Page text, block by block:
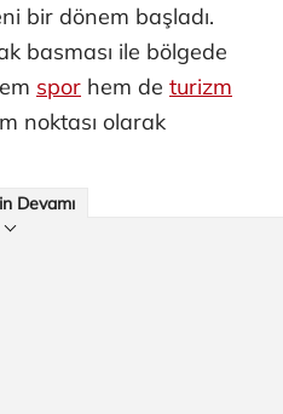
bir dönem başladı.
basması ile bölgede
spor hem de turizm
noktası olarak
Devamı